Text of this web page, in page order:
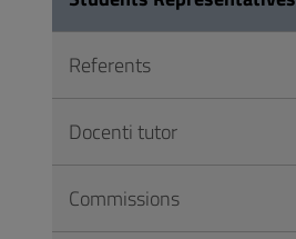
Footer
Referents
Docenti tutor
Commissions